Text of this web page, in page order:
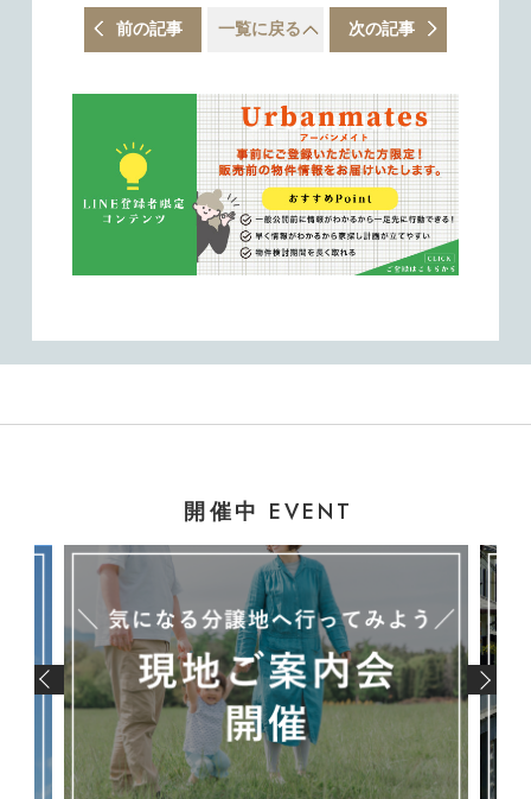
前の記事 一覧に戻る 次の記事
開催中 EVENT